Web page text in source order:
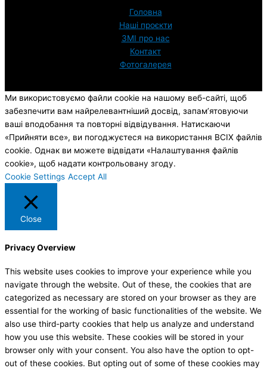
Головна
Наші проєкти
ЗМI про нас
Контакт
Фотогалерея
Ми використовуємо файли cookie на нашому веб-сайті, щоб
забезпечити вам найрелевантніший досвід, запам’ятовуючи
ваші вподобання та повторні відвідування. Натискаючи
«Прийняти все», ви погоджуєтеся на використання ВСІХ файлів
cookie. Однак ви можете відвідати «Налаштування файлів
cookie», щоб надати контрольовану згоду.
Cookie Settings Accept All
Close
Privacy Overview
This website uses cookies to improve your experience while you
navigate through the website. Out of these, the cookies that are
categorized as necessary are stored on your browser as they are
essential for the working of basic functionalities of the website. We
also use third-party cookies that help us analyze and understand
how you use this website. These cookies will be stored in your
browser only with your consent. You also have the option to opt-
out of these cookies. But opting out of some of these cookies may